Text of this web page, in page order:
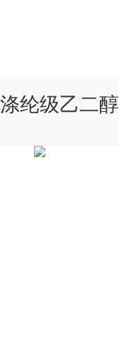
纶级乙二醇